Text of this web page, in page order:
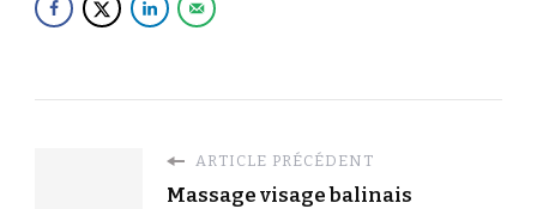
ARTICLE PRÉCÉDENT
Massage visage balinais